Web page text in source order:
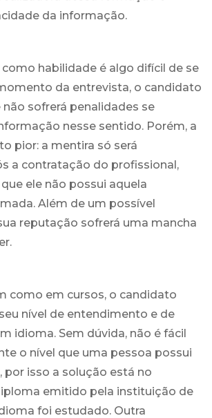
da informação.
como habilidade é algo difícil de se
da entrevista, o candidato
sofrerá penalidades se
nesse sentido. Porém, a
pior: a mentira só será
a contratação do profissional,
ele não possui aquela
Além de um possível
reputação sofrerá uma mancha
como em cursos, o candidato
nível de entendimento e de
idioma. Sem dúvida, não é fácil
o nível que uma pessoa possui
por isso a solução está no
emitido pela instituição de
foi estudado. Outra